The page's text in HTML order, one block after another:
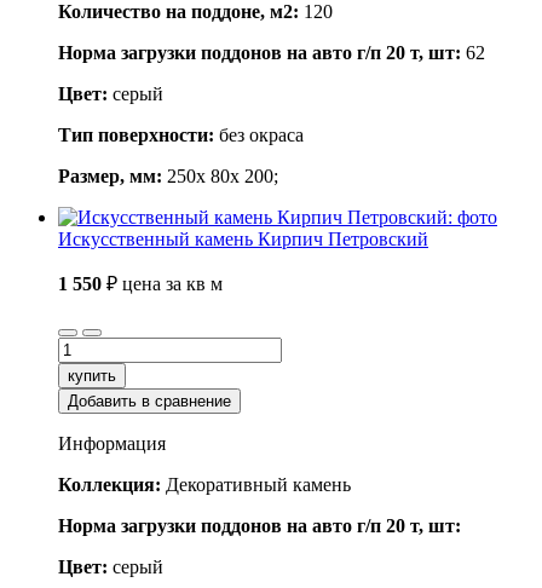
Количество на поддоне, м2: 120
Норма загрузки поддонов на авто г/п 20 т, шт: 62
Цвет: серый
Тип поверхности: без окраса
Размер, мм: 250x 80x 200;
Искусственный камень Кирпич Петровский
1 550 ₽ цена за кв м
купить
Добавить в сравнение
Информация
Коллекция: Декоративный камень
Норма загрузки поддонов на авто г/п 20 т, шт:
Цвет: серый